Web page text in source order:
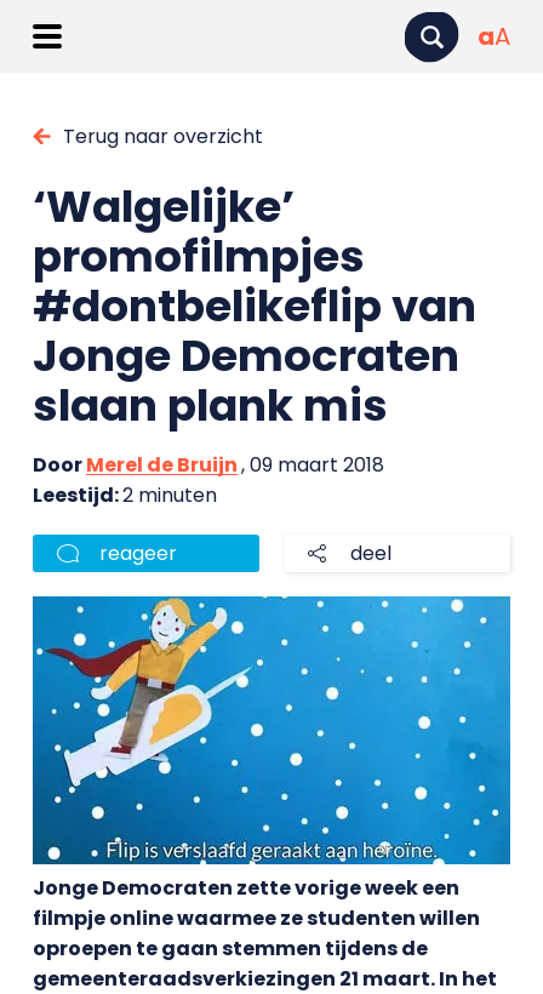
aA
Terug naar overzicht
‘Walgelijke’
promofilmpjes
#dontbelikeflip van
Jonge Democraten
slaan plank mis
DoorMerel de Bruijn, 09 maart 2018
Leestijd:2 minuten
reageer deel
Jonge Democraten zette vorige week een
filmpje online waarmee ze studenten willen
oproepen te gaan stemmen tijdens de
gemeenteraadsverkiezingen 21 maart. In het